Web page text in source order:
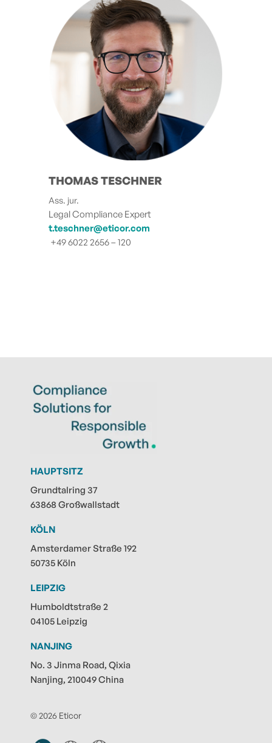
THOMAS TESCHNER
Ass. jur.
Legal Compliance Expert
t.teschner@eticor.com
+49 6022 2656 – 120
HAUPTSITZ
Grundtalring 37
63868 Großwallstadt
KÖLN
Amsterdamer Straße 192
50735 Köln
LEIPZIG
Humboldtstraße 2
04105 Leipzig
NANJING
No. 3 Jinma Road, Qixia
Nanjing, 210049 China
© 2026 Eticor